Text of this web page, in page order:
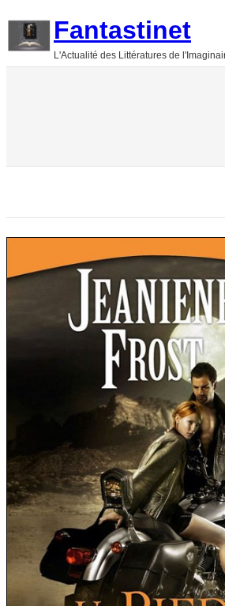
Fantastinet
L'Actualité des Littératures de